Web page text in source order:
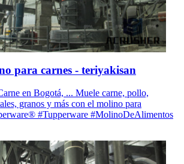
para carnes - teriyakisan
en Bogotá, ... Muele carne, pollo,
granos y más con el molino para
#Tupperware #MolinoDeAlimentos